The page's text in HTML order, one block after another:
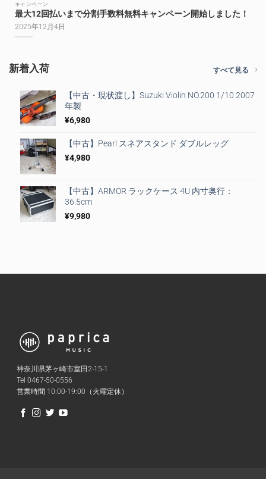
キャンペーン
最大12回払いまで分割手数料無料キャンペーン開始しました！
2025年12月4日
新着入荷 すべて見る
【中古・現状渡し】Suzuki Violin NO.200 1/10 2007
年製
¥6,980
【中古】Pearl スネアスタンド ダブルレッグ
¥4,980
【中古】ARMOR ラックケース 4U 内寸奥行：
36.5cm
¥9,980
神奈川県茅ヶ崎市室田2-15-1
Tel 0467-50-0556
営業時間 10:00-19:00（火曜定休）